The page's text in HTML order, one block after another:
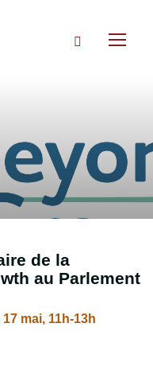
Rechercher
de la
au Parlement
mai, 11h-13h